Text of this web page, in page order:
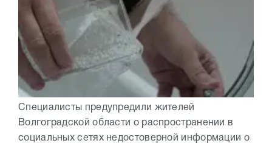
Специалисты предупредили жителей
Волгоградской области о распространении в
социальных сетях недостоверной информации о